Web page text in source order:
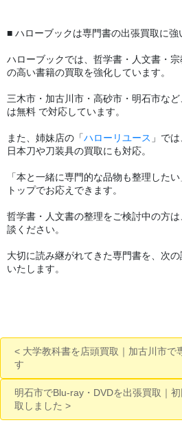
■ ハローブックは専門書の出張買取に強
ハローブックでは、哲学書・人文書・
の高い書籍の買取を強化しています。
三木市・加古川市・高砂市・明石市な
は無料 で対応しています。
また、姉妹店の「ハローリユース 」で
日本刀や刀装具の買取にも対応。
「本と一緒に専門的な品物も整理した
トップでお応えできます。
哲学書・人文書の整理をご検討中の方
談ください。
大切に読み継がれてきた専門書を、次
いたします。
大学教科書を店頭買取｜加古川市で
す
明石市でBlu-ray・DVDを出張買取｜
取しました